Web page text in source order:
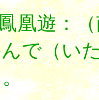
凰遊：
で（い